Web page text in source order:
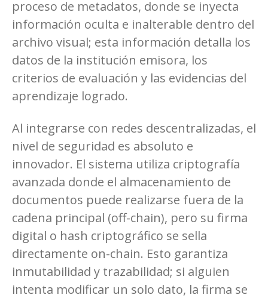
proceso de metadatos, donde se inyecta
información oculta e inalterable dentro del
archivo visual; esta información detalla los
datos de la institución emisora, los
criterios de evaluación y las evidencias del
aprendizaje logrado.
Al integrarse con redes descentralizadas, el
nivel de seguridad es absoluto e
innovador. El sistema utiliza criptografía
avanzada donde el almacenamiento de
documentos puede realizarse fuera de la
cadena principal (off-chain), pero su firma
digital o hash criptográfico se sella
directamente on-chain. Esto garantiza
inmutabilidad y trazabilidad; si alguien
intenta modificar un solo dato, la firma se